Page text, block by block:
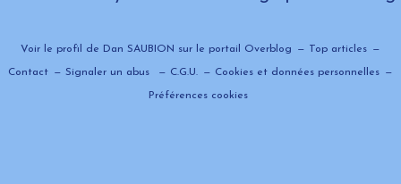
Voir le profil de Dan SAUBION sur le portail Overblog Top articles
Contact Signaler un abus C.G.U. Cookies et données personnelles
Préférences cookies